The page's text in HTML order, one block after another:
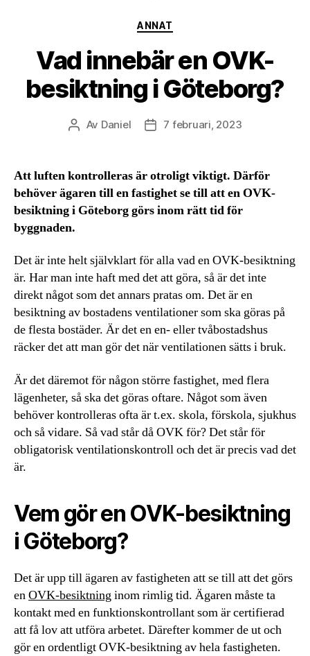
Kategorier
ANNAT
Vad innebär en OVK-
besiktning i Göteborg?
Inläggsförfattare
Av Daniel Inläggsdatum
7 februari, 2023
Att luften kontrolleras är otroligt viktigt. Därför
behöver ägaren till en fastighet se till att en OVK-
besiktning i Göteborg görs inom rätt tid för
byggnaden.
Det är inte helt självklart för alla vad en OVK-besiktning
är. Har man inte haft med det att göra, så är det inte
direkt något som det annars pratas om. Det är en
besiktning av bostadens ventilationer som ska göras på
de flesta bostäder. Är det en en- eller tvåbostadshus
räcker det att man gör det när ventilationen sätts i bruk.
Är det däremot för någon större fastighet, med flera
lägenheter, så ska det göras oftare. Något som även
behöver kontrolleras ofta är t.ex. skola, förskola, sjukhus
och så vidare. Så vad står då OVK för? Det står för
obligatorisk ventilationskontroll och det är precis vad det
är.
Vem gör en OVK-besiktning
i Göteborg?
Det är upp till ägaren av fastigheten att se till att det görs
enOVK-besiktninginom rimlig tid. Ägaren måste ta
kontakt med en funktionskontrollant som är certifierad
att få lov att utföra arbetet. Därefter kommer de ut och
gör en ordentligt OVK-besiktning av hela fastigheten.